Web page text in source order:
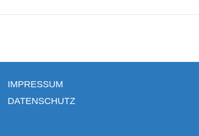
IMPRESSUM
DATENSCHUTZ